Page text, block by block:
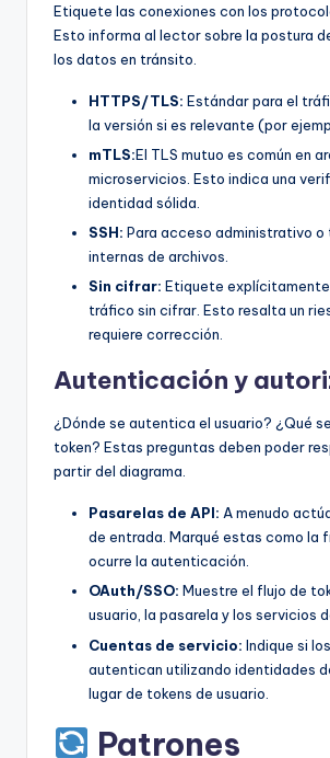
Etiquete las conexiones con los
Esto informa al lector sobre la postura
los datos en tránsito.
HTTPS/TLS: Estándar para el
la versión si es relevante (por
mTLS:El TLS mutuo es común en
microservicios. Esto indica una
identidad sólida.
SSH: Para acceso administrativo o
internas de archivos.
Sin cifrar: Etiquete
tráfico sin cifrar. Esto resalta un
requiere corrección.
Autenticación y
¿Dónde se autentica el usuario? ¿Qué
token? Estas preguntas deben poder
partir del diagrama.
Pasarelas de API: A menudo
de entrada. Marqué estas como la
ocurre la autenticación.
OAuth/SSO: Muestre el flujo de
usuario, la pasarela y los servicios
Cuentas de servicio: Indique si
autentican utilizando identidades
lugar de tokens de usuario.
Patrones